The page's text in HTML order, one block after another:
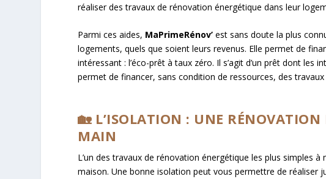
réaliser des travaux de rénovation énergétique dans leur
Parmi ces aides, MaPrimeRénov’ est sans doute la plus
logements, quels que soient leurs revenus. Elle permet de
intéressant : l’éco-prêt à taux zéro. Il s’agit d’un prêt dont les
permet de financer, sans condition de ressources, des
🏡 L’ISOLATION : UNE RÉNOVATION
MAIN
L’un des travaux de rénovation énergétique les plus simples
maison. Une bonne isolation peut vous permettre de réaliser